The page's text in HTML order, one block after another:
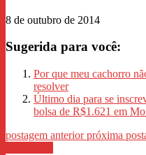
8 de outubro de 2014
Sugerida para você:
Por que meu cachorro
resolver
Último dia para se
bolsa de R$1.621 em
postagem anteriorpróxima